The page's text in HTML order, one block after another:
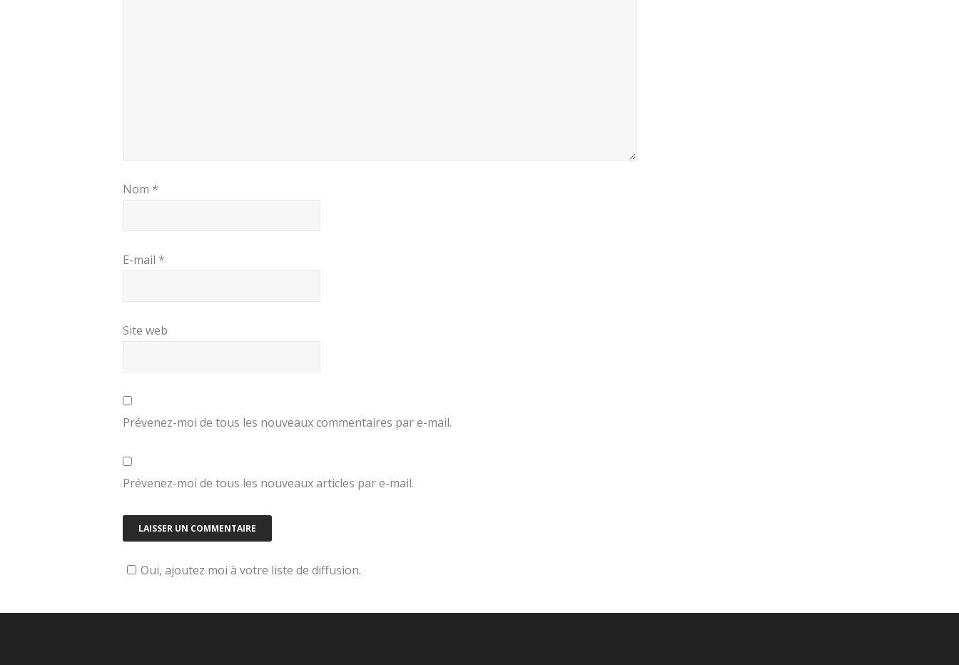
Nom *
E-mail *
Site web
Prévenez-moi de tous les nouveaux commentaires par e-mail.
Prévenez-moi de tous les nouveaux articles par e-mail.
Oui, ajoutez moi à votre liste de diffusion.